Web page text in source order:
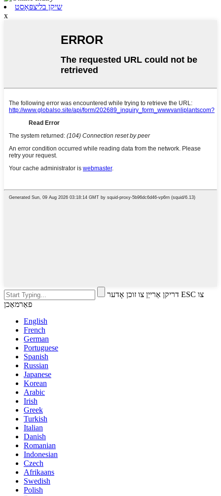
שיקן בליצפּאָסט
x
דריקן אַרייַן צו זוכן אָדער ESC צו
פאַרמאַכן
English
French
German
Portuguese
Spanish
Russian
Japanese
Korean
Arabic
Irish
Greek
Turkish
Italian
Danish
Romanian
Indonesian
Czech
Afrikaans
Swedish
Polish